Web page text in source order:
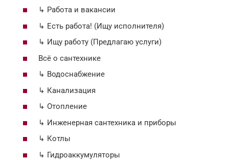
↳ Работа и вакансии
↳ Есть работа! (Ищу исполнителя)
↳ Ищу работу (Предлагаю услуги)
Всё о сантехнике
↳ Водоснабжение
↳ Канализация
↳ Отопление
↳ Инженерная сантехника и приборы
↳ Котлы
↳ Гидроаккумуляторы